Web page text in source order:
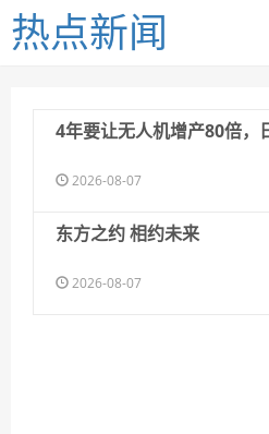
热点新闻
4年要让无人机增产80倍，
2026-08-07
东方之约 相约未来
2026-08-07